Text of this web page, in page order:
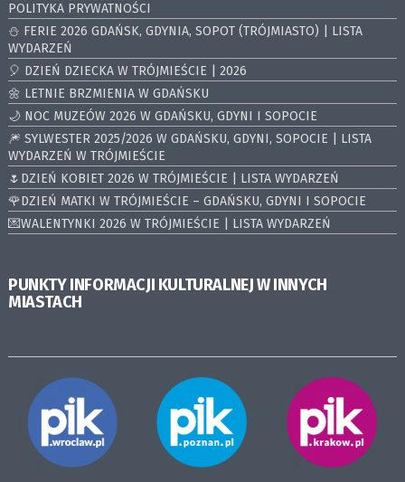
POLITYKA PRYWATNOŚCI
⛄️ FERIE 2026 GDAŃSK, GDYNIA, SOPOT (TRÓJMIASTO) | LISTA
WYDARZEŃ
🎈 DZIEŃ DZIECKA W TRÓJMIEŚCIE | 2026
🌼 LETNIE BRZMIENIA W GDAŃSKU
🌙 NOC MUZEÓW 2026 W GDAŃSKU, GDYNI I SOPOCIE
🎆 SYLWESTER 2025/2026 W GDAŃSKU, GDYNI, SOPOCIE | LISTA
WYDARZEŃ W TRÓJMIEŚCIE
🌷DZIEŃ KOBIET 2026 W TRÓJMIEŚCIE | LISTA WYDARZEŃ
🌹DZIEŃ MATKI W TRÓJMIEŚCIE – GDAŃSKU, GDYNI I SOPOCIE
💌WALENTYNKI 2026 W TRÓJMIEŚCIE | LISTA WYDARZEŃ
PUNKTY INFORMACJI KULTURALNEJ W INNYCH
MIASTACH